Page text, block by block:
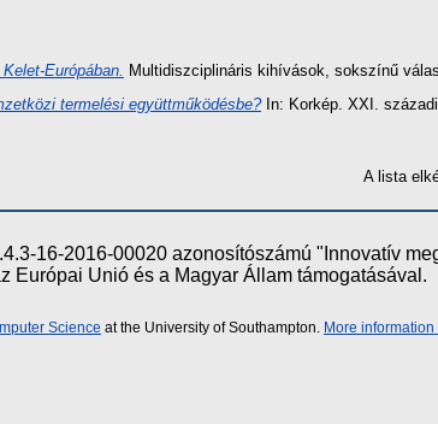
Európában.
Multidiszciplináris kihívások, sokszínű
termelési együttműködésbe?In: Korkép. XXI.
A lista
16-2016-00020 azonosítószámú "Innovatív
Európai Unió és a Magyar Állam támogatásával.
Science at the University of Southampton. More